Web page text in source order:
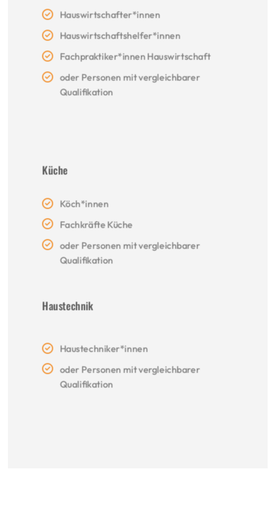
Hauswirtschafter*innen
Hauswirtschaftshelfer*innen
Fachpraktiker*innen Hauswirtschaft
oder Personen mit vergleichbarer
Qualifikation
Küche
Köch*innen
Fachkräfte Küche
oder Personen mit vergleichbarer
Qualifikation
Haustechnik
Haustechniker*innen
oder Personen mit vergleichbarer
Qualifikation